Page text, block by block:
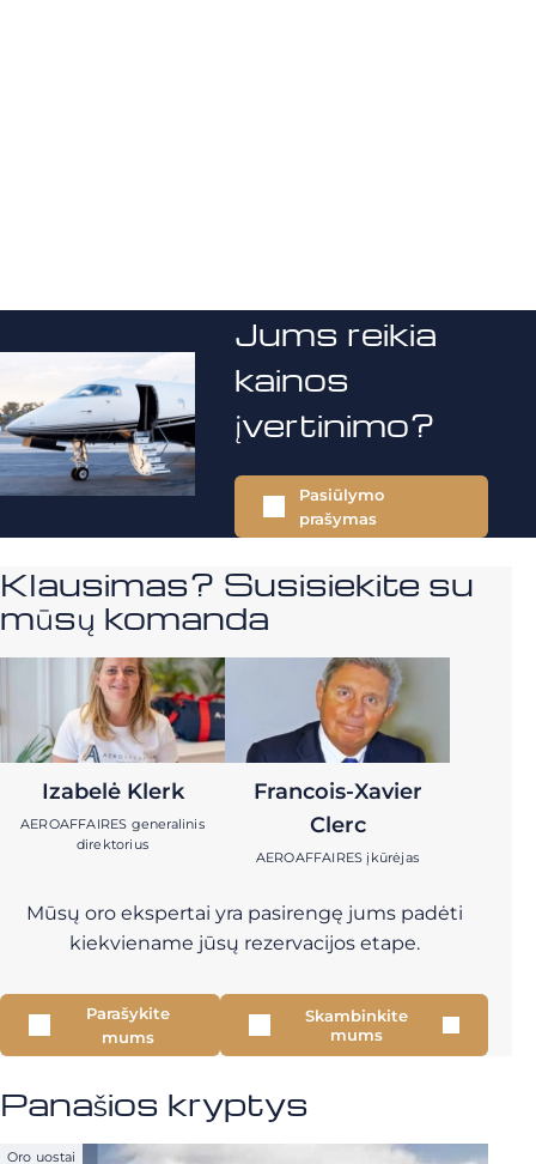
Jums reikia
kainos
įvertinimo?
Pasiūlymo
prašymas
Klausimas? Susisiekite su
mūsų komanda
Izabelė Klerk
AEROAFFAIRES generalinis
direktorius
Francois-Xavier
Clerc
AEROAFFAIRES įkūrėjas
Mūsų oro ekspertai yra pasirengę jums padėti
kiekviename jūsų rezervacijos etape.
Parašykite
mums
Skambinkite
mums
Panašios kryptys
Oro uostai